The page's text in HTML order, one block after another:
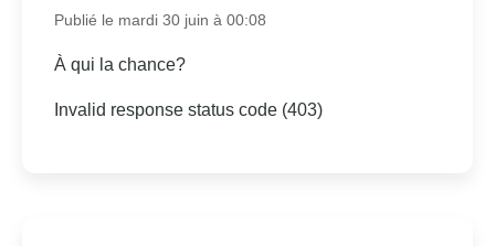
Publié le mardi 30 juin à 00:08
À qui la chance?
Invalid response status code (403)